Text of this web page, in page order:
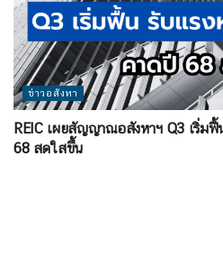
ข่าวอสังหา
REIC เผยสัญญาณอสังหาฯ Q3 เริ่มฟื้
68 สดใสขึ้น